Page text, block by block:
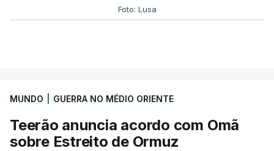
Foto: Lusa
MUNDO GUERRA NO MÉDIO ORIENTE
Teerão anuncia acordo com Omã
sobre Estreito de Ormuz